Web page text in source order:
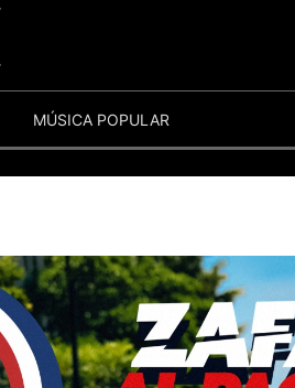
MÚSICA POPULAR